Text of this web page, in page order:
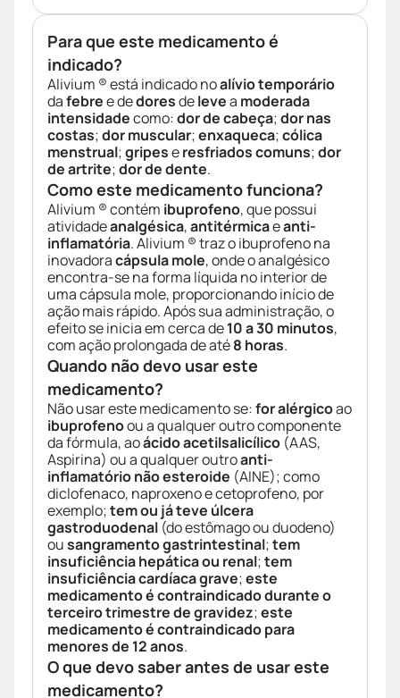
Para que este medicamento é
indicado?
Alivium ® está indicado noalívio temporário
dafebree dedoresdelevea moderada
intensidadecomo:dor de cabeça;dor nas
costas;dor muscular;enxaqueca;cólica
menstrual;gripeseresfriados comuns;dor
de artrite;dor de dente.
Como este medicamento funciona?
Alivium ® contém ibuprofeno, que possui
atividadeanalgésica,antitérmicaeanti-
inflamatória. Alivium ® traz o ibuprofeno na
inovadoracápsula mole, onde o analgésico
encontra-se na forma líquida no interior de
uma cápsula mole, proporcionando início de
ação mais rápido. Após sua administração, o
efeito se inicia em cerca de10 a 30 minutos,
com ação prolongada de até8 horas.
Quando não devo usar este
medicamento?
Não usar este medicamento se:for alérgicoao
ibuprofenoou a qualquer outro componente
da fórmula, aoácido acetilsalicílico (AAS,
Aspirina) ou a qualquer outroanti-
inflamatório não esteroide (AINE); como
diclofenaco, naproxeno e cetoprofeno, por
exemplo;tem ou já teve úlcera
gastroduodenal (do estômago ou duodeno)
ousangramento gastrintestinal;tem
insuficiência hepática ou renal;tem
insuficiência cardíaca grave;este
medicamento é contraindicado durante o
terceiro trimestre de gravidez;este
medicamento é contraindicado para
menores de 12 anos.
O que devo saber antes de usar este
medicamento?